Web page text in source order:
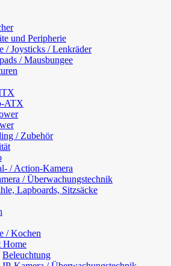
und Peripherie
/ Joysticks / Lenkräder
/ Mausbungee
ATX
/ Zubehör
/ Action-Kamera
/ Überwachungstechnik
Lapboards, Sitzsäcke
/ Kochen
Home
Beleuchtung